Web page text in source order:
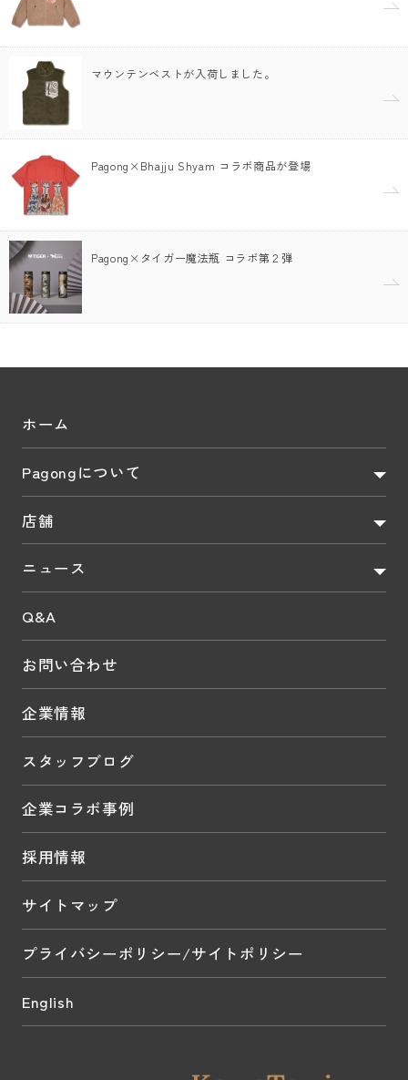
マウンテンベストが入荷しました。
Pagong×Bhajju Shyam コラボ商品が登場
Pagong×タイガー魔法瓶 コラボ第２弾
ホーム
Pagongについて
店舗
ニュース
Q&A
お問い合わせ
企業情報
スタッフブログ
企業コラボ事例
採用情報
サイトマップ
プライバシーポリシー/サイトポリシー
English